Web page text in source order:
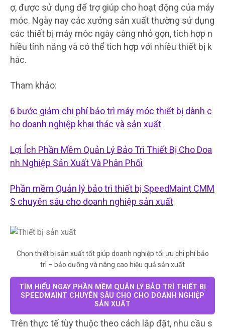
ợ, được sử dụng để trợ giúp cho hoạt động của máy
móc. Ngày nay các xưởng sản xuất thường sử dụng
các thiết bị máy móc ngày càng nhỏ gọn, tích hợp n
hiều tính năng và có thể tích hợp với nhiều thiết bị k
hác.
Tham khảo:
6 bước giảm chi phí bảo trì máy móc thiết bị dành c
ho doanh nghiệp khai thác và sản xuất
Lợi Ích Phần Mềm Quản Lý Bảo Trì Thiết Bị Cho Doa
nh Nghiệp Sản Xuất Và Phân Phối
Phần mềm Quản lý bảo trì thiết bị SpeedMaint CMM
S chuyên sâu cho doanh nghiệp sản xuất
Chọn thiết bị sản xuất tốt giúp doanh nghiệp tối ưu chi phí bảo
trì – bảo dưỡng và nâng cao hiệu quả sản xuất
TÌM HIỂU NGAY PHẦN MỀM QUẢN LÝ BẢO TRÌ THIẾT BỊ
SPEEDMAINT CHUYÊN SÂU CHO CHO DOANH NGHIỆP
SẢN XUẤT
Trên thực tế tùy thuộc theo cách lắp đặt, nhu cầu s